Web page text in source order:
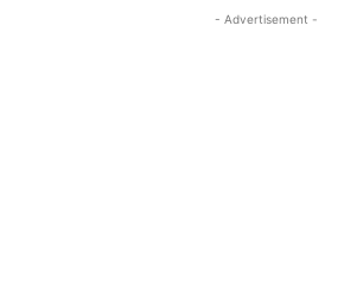
- Advertisement -